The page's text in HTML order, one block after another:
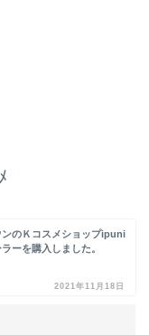
のＫコスメショップipuni
ーを購入しました。
2021年11月18日